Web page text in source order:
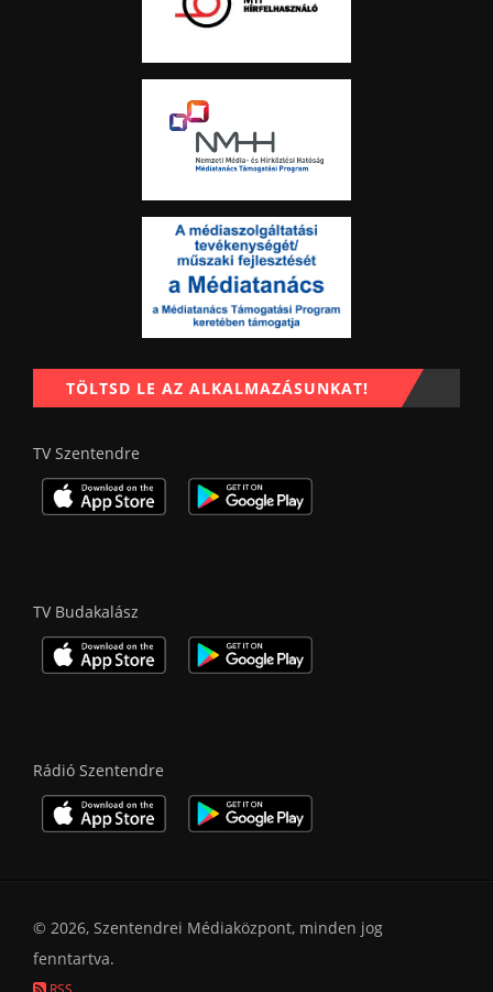
TÖLTSD LE AZ ALKALMAZÁSUNKAT!
TV Szentendre
TV Budakalász
Rádió Szentendre
© 2026, Szentendrei Médiaközpont, minden jog
fenntartva.